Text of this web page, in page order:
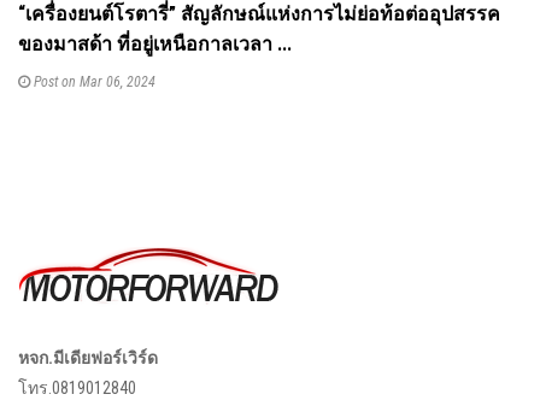
“เครื่องยนต์โรตารี่” สัญลักษณ์แห่งการไม่ย่อท้อต่ออุปสรรค
ของมาสด้า ที่อยู่เหนือกาลเวลา ...
Post on Mar 06, 2024
หจก.มีเดียฟอร์เวิร์ด
โทร.0819012840